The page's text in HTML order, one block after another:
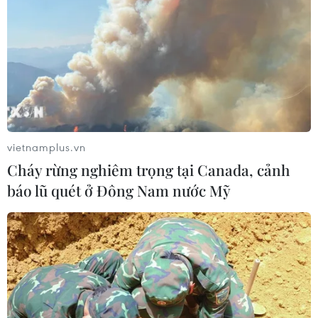
“Tổ quốc bình yên” tái hiện những
trận tuyến thầm lặng của lực lượng
An ninh
13/06/2026 16:06
CƠ QUAN CHỦ QUẢN: THÔNG TẤN XÃ VIỆT NAM
Tổng Biên tập: TRẦN TIẾN DUẨN
Phó Tổng Biên tập: NGUYỄN THỊ TÁM, KHÚC THANH
vietnamplus.vn
Cháy rừng nghiêm trọng tại Canada, cảnh
báo lũ quét ở Đông Nam nước Mỹ